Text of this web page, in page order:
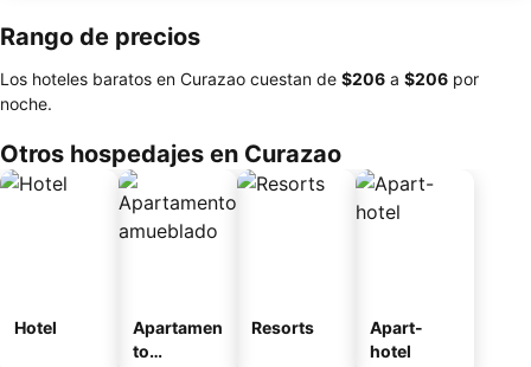
Rango de precios
Los hoteles baratos en Curazao cuestan de ‎$206 a ‎$206 por
noche.
Otros hospedajes en Curazao
Hotel
Apartamen
to
Resorts
Apart-
hotel